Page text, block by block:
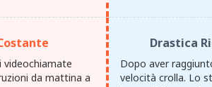
videochiamate
da mattina a
Drastica
Dopo aver
velocità crolla. Lo